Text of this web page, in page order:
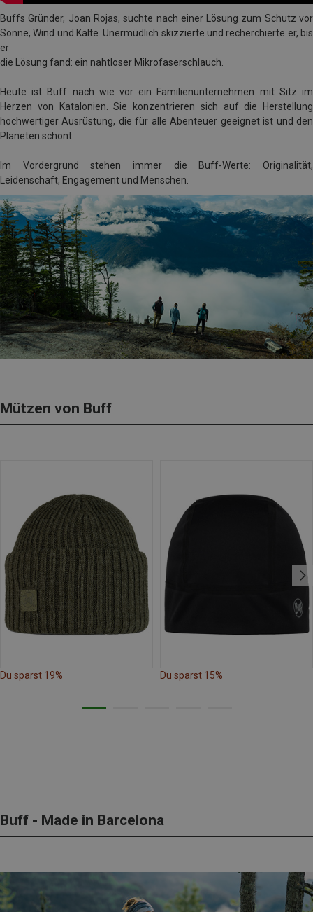
Buffs Gründer, Joan Rojas, suchte nach einer Lösung zum Schutz vor
Sonne, Wind und Kälte. Unermüdlich skizzierte und recherchierte er, bis
er
die Lösung fand: ein nahtloser Mikrofaserschlauch.
Heute ist Buff nach wie vor ein Familienunternehmen mit Sitz im
Herzen von Katalonien. Sie konzentrieren sich auf die Herstellung
hochwertiger Ausrüstung, die für alle Abenteuer geeignet ist und den
Planeten schont.
Im Vordergrund stehen immer die Buff-Werte: Originalität,
Leidenschaft, Engagement und Menschen.
Mützen von Buff
Du sparst 19% Du sparst 15%
Buff - Made in Barcelona